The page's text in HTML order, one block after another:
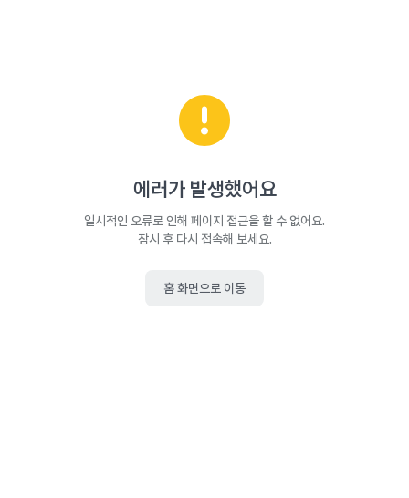
에러가 발생했어요
일시적인 오류로 인해 페이지 접근을 할 수 없어요.
잠시 후 다시 접속해 보세요.
홈 화면으로 이동